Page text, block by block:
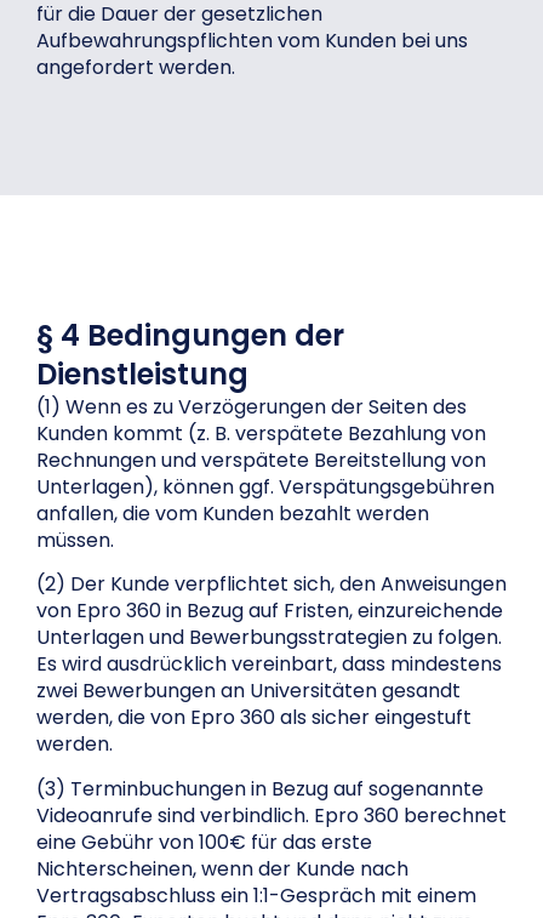
für die Dauer der gesetzlichen
Aufbewahrungspflichten vom Kunden bei uns
angefordert werden.
§ 4 Bedingungen der
Dienstleistung
(1) Wenn es zu Verzögerungen der Seiten des
Kunden kommt (z. B. verspätete Bezahlung von
Rechnungen und verspätete Bereitstellung von
Unterlagen), können ggf. Verspätungsgebühren
anfallen, die vom Kunden bezahlt werden
müssen.
(2) Der Kunde verpflichtet sich, den Anweisungen
von Epro 360 in Bezug auf Fristen, einzureichende
Unterlagen und Bewerbungsstrategien zu folgen.
Es wird ausdrücklich vereinbart, dass mindestens
zwei Bewerbungen an Universitäten gesandt
werden, die von Epro 360 als sicher eingestuft
werden.
(3) Terminbuchungen in Bezug auf sogenannte
Videoanrufe sind verbindlich. Epro 360 berechnet
eine Gebühr von 100€ für das erste
Nichterscheinen, wenn der Kunde nach
Vertragsabschluss ein 1:1-Gespräch mit einem